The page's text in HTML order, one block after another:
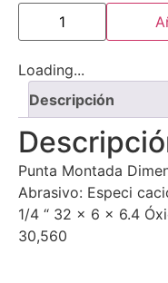
Loading...
Descripción
Punta Montada
Abrasivo: Especi
1/4 “ 32 x 6 x 6.4
30,560